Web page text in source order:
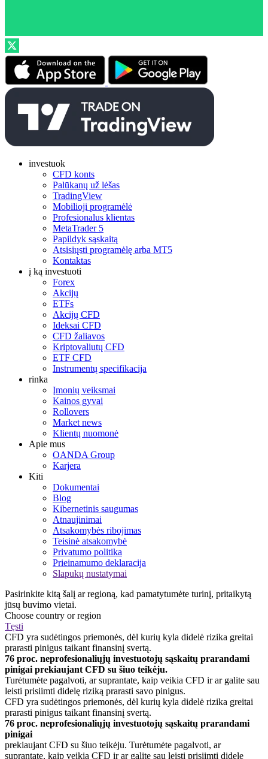
investuok
CFD konts
Palūkanų už lėšas
TradingView
Mobilioji programėlė
Profesionalus klientas
MetaTrader 5
Papildyk sąskaitą
Atsisiųsti programėlę arba MT5
Kontaktas
į ką investuoti
Forex
Akcijų
ETFs
Akcijų CFD
Ideksai CFD
CFD žaliavos
Kriptovaliutų CFD
ETF CFD
Instrumentų specifikacija
rinka
Įmonių veiksmai
Kainos gyvai
Rollovers
Market news
Klientų nuomonė
Apie mus
OANDA Group
Karjera
Kiti
Dokumentai
Blog
Kibernetinis saugumas
Atnaujinimai
Atsakomybės ribojimas
Teisinė atsakomybė
Privatumo politika
Prieinamumo deklaracija
Slapukų nustatymai
Pasirinkite kitą šalį ar regioną, kad pamatytumėte turinį, pritaikytą
jūsų buvimo vietai.
Choose country or region
Tęsti
CFD yra sudėtingos priemonės, dėl kurių kyla didelė rizika greitai
prarasti pinigus taikant finansinį svertą.
76 proc. neprofesionaliųjų investuotojų sąskaitų prarandami
pinigai prekiaujant CFD su šiuo teikėju.
Turėtumėte pagalvoti, ar suprantate, kaip veikia CFD ir ar galite sau
leisti prisiimti didelę riziką prarasti savo pinigus.
CFD yra sudėtingos priemonės, dėl kurių kyla didelė rizika greitai
prarasti pinigus taikant finansinį svertą.
76 proc. neprofesionaliųjų investuotojų sąskaitų prarandami
pinigai
prekiaujant CFD su šiuo teikėju. Turėtumėte pagalvoti, ar
suprantate, kaip veikia CFD ir ar galite sau leisti prisiimti didelę